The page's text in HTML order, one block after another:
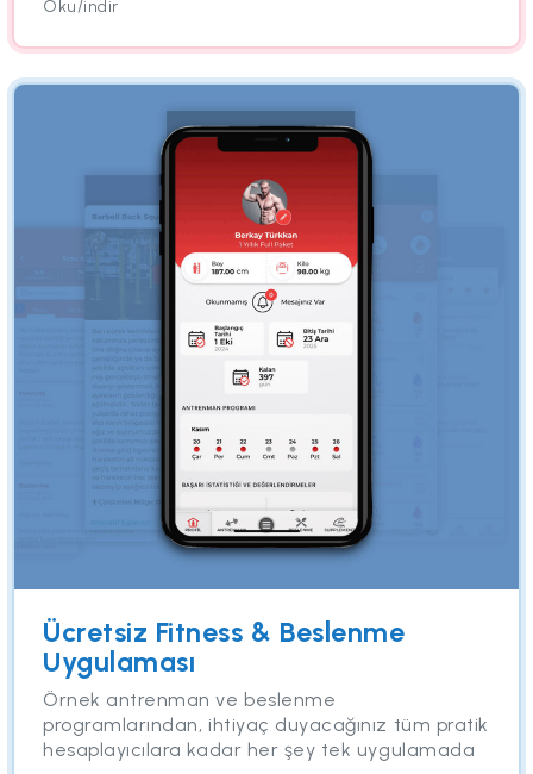
Oku/indir
Ücretsiz Fitness & Beslenme
Uygulaması
Örnek antrenman ve beslenme
programlarından, ihtiyaç duyacağınız tüm pratik
hesaplayıcılara kadar her şey tek uygulamada